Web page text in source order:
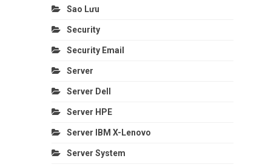
Sao Lưu
Security
Security Email
Server
Server Dell
Server HPE
Server IBM X-Lenovo
Server System